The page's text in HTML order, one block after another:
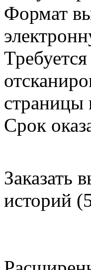
Формат
страницы
Срок
Заказать
историй